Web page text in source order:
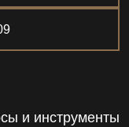
и инструменты